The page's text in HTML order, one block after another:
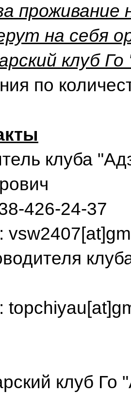
проживание
на себя
клуб Го
по
клуба
426-24-37
клуб Го